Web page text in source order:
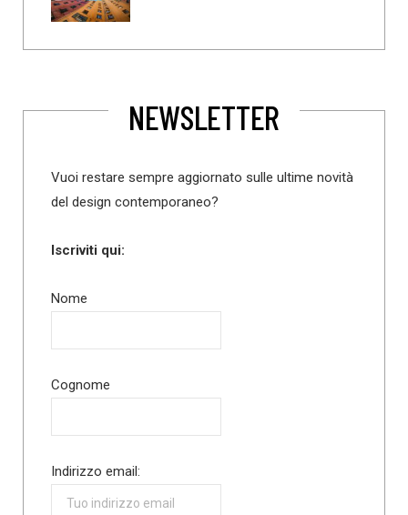
NEWSLETTER
Vuoi restare sempre aggiornato sulle ultime novità
del design contemporaneo?
Iscriviti qui:
Nome
Cognome
Indirizzo email: